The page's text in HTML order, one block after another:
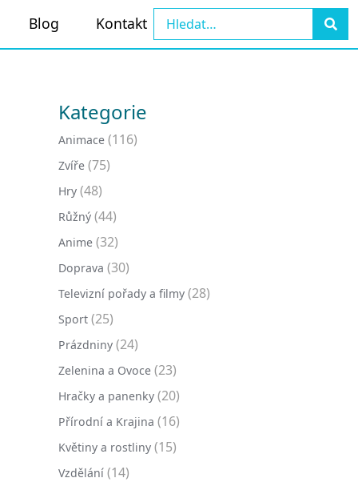
Blog Kontakt
Kategorie
Animace (116)
Zvíře (75)
Hry (48)
Růžný (44)
Anime (32)
Doprava (30)
Televizní pořady a filmy (28)
Sport (25)
Prázdniny (24)
Zelenina a Ovoce (23)
Hračky a panenky (20)
Přírodní a Krajina (16)
Květiny a rostliny (15)
Vzdělání (14)